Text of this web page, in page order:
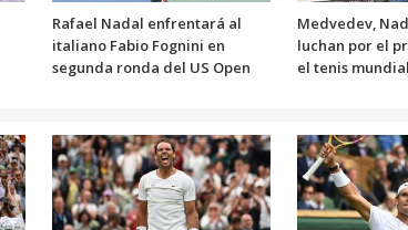
Rafael Nadal enfrentará al
italiano Fabio Fognini en
segunda ronda del US Open
Medvedev,
luchan por el
el tenis mundial